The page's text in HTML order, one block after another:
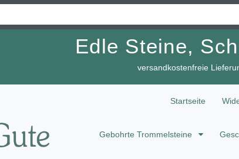
Edle Steine,
versandkostenfreie
Startseite
Gebohrte Trommelsteine